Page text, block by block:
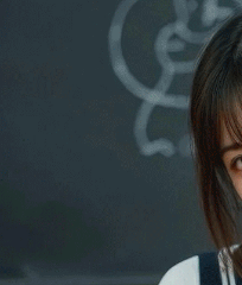
最热 添加
都市
2025
全部 大陆 香港